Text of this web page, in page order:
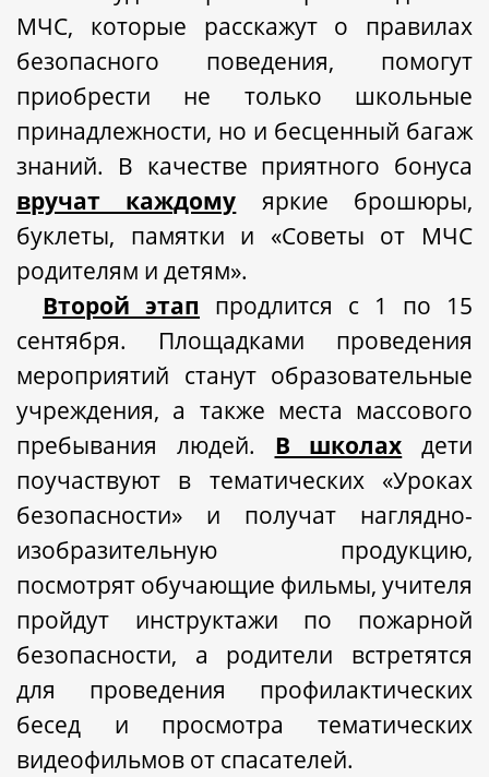
МЧС, которые расскажут о правилах
безопасного поведения, помогут
приобрести не только школьные
принадлежности, но и бесценный багаж
знаний. В качестве приятного бонуса
вручат каждому яркие брошюры,
буклеты, памятки и «Советы от МЧС
родителям и детям».
Второй этап продлится с 1 по 15
сентября. Площадками проведения
мероприятий станут образовательные
учреждения, а также места массового
пребывания людей. В школах дети
поучаствуют в тематических «Уроках
безопасности»
и получат наглядно-
изобразительную продукцию,
посмотрят обучающие фильмы, учителя
пройдут
инструктажи по пожарной
безопасности,
а родители встретятся
для проведения
профилактических
бесед и просмотра тематических
видеофильмов от спасателей.